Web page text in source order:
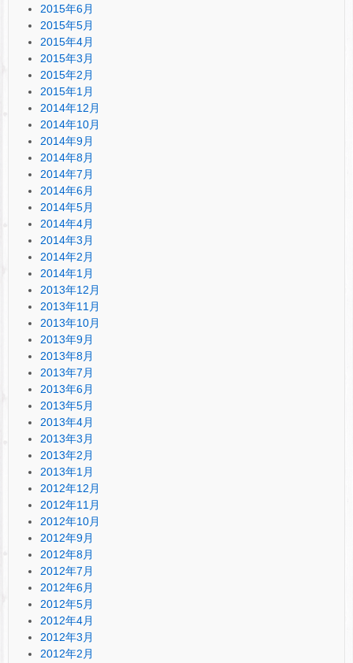
2015年6月
2015年5月
2015年4月
2015年3月
2015年2月
2015年1月
2014年12月
2014年10月
2014年9月
2014年8月
2014年7月
2014年6月
2014年5月
2014年4月
2014年3月
2014年2月
2014年1月
2013年12月
2013年11月
2013年10月
2013年9月
2013年8月
2013年7月
2013年6月
2013年5月
2013年4月
2013年3月
2013年2月
2013年1月
2012年12月
2012年11月
2012年10月
2012年9月
2012年8月
2012年7月
2012年6月
2012年5月
2012年4月
2012年3月
2012年2月